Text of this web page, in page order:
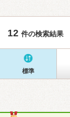
12 件の検索結果
標準